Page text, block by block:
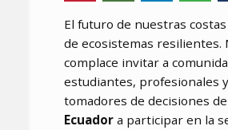
El futuro de nuestras
de ecosistemas resilientes.
complace invitar a
estudiantes, profesionales y
tomadores de decisiones de
Ecuador a participar en la